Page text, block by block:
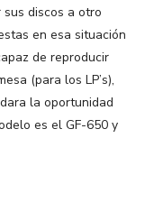
discos a otro
en esa situación
de reproducir
(para los LP’s),
la oportunidad
es el GF-650 y